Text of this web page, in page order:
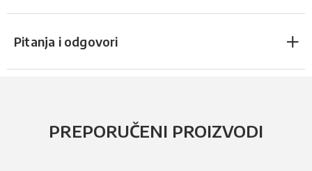
Pitanja i odgovori
PREPORUČENI PROIZVODI